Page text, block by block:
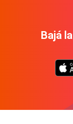
Bajá